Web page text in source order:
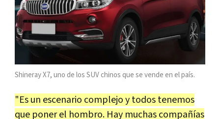
Shineray X7, uno de los SUV chinos que se vende en el país.
"Es un escenario complejo y todos tenemos
que poner el hombro. Hay muchas compañías